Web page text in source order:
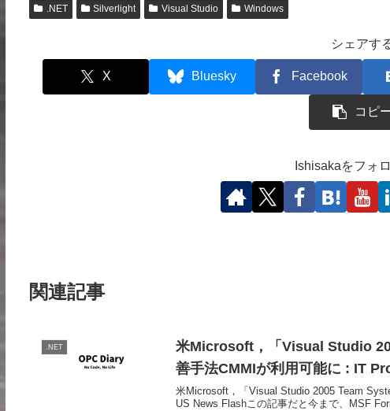
.NET Silverlight Visual Studio Windows
シェアす
X Bluesky Facebook
コピ
Ishisakaをフォ
関連記事
.NET
米Microsoft，「Visual Studio
善手法CMMIが利用可能に : IT
米Microsoft，「Visual Studio 2005 Team
US News Flashこの記事だと今まで、MSF